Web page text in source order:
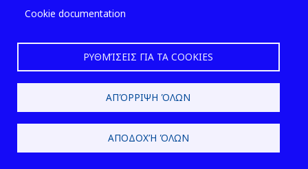
στ. Για τους δικηγόρους με
άλλα πρόσωπα ασφαλιστέα
λόγω ιδιότητας,
ανεξαρτήτως του χρόνου
υπαγωγής στην κοινωνική
ασφάλιση, για το εισόδημα που
προέρχεται από τη διαρκή
σχέση παροχής υπηρεσιών. Στο
Cookie documentation
ΡΥΘΜΊΣΕΙΣ ΓΙΑ ΤΑ COOKIES
ΑΠΌΡΡΙΨΗ ΌΛΩΝ
ΑΠΟΔΟΧΉ ΌΛΩΝ